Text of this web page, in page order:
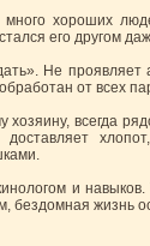
много хороших
его другом
Не
от всех
всегда
и
бездомная жизнь